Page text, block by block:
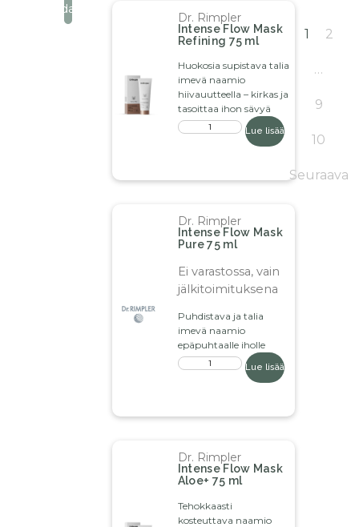
Suodata
Dr. Rimpler
Intense Flow Mask
Refining 75 ml
Huokosia supistava talia
imevä naamio
hiivauutteella – kirkas ja
tasoittaa ihon sävyä
Lue lisää
Dr. Rimpler
Intense Flow Mask
Pure 75 ml
Ei varastossa, vain
jälkitoimituksena
Puhdistava ja talia
imevä naamio
epäpuhtaalle iholle
Lue lisää
Dr. Rimpler
Intense Flow Mask
Aloe+ 75 ml
Tehokkaasti
kosteuttava naamio
1 2
…
9
10
Seuraava